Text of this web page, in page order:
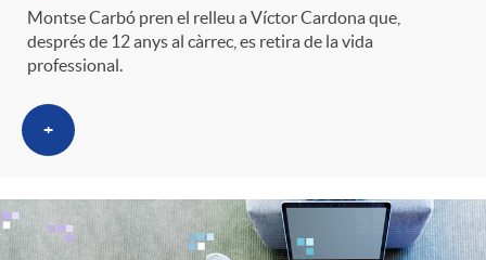
Montse Carbó pren el relleu a Víctor Cardona que,
després de 12 anys al càrrec, es retira de la vida
professional.
+